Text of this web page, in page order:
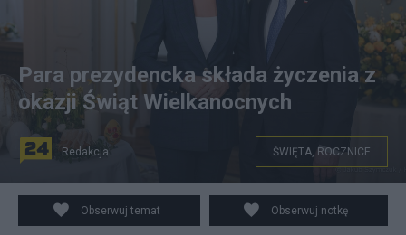
© Jakub Szymczyk / KPRP
Para prezydencka składa życzenia z
okazji Świąt Wielkanocnych
Redakcja ŚWIĘTA, ROCZNICE
Obserwuj temat Obserwuj notkę